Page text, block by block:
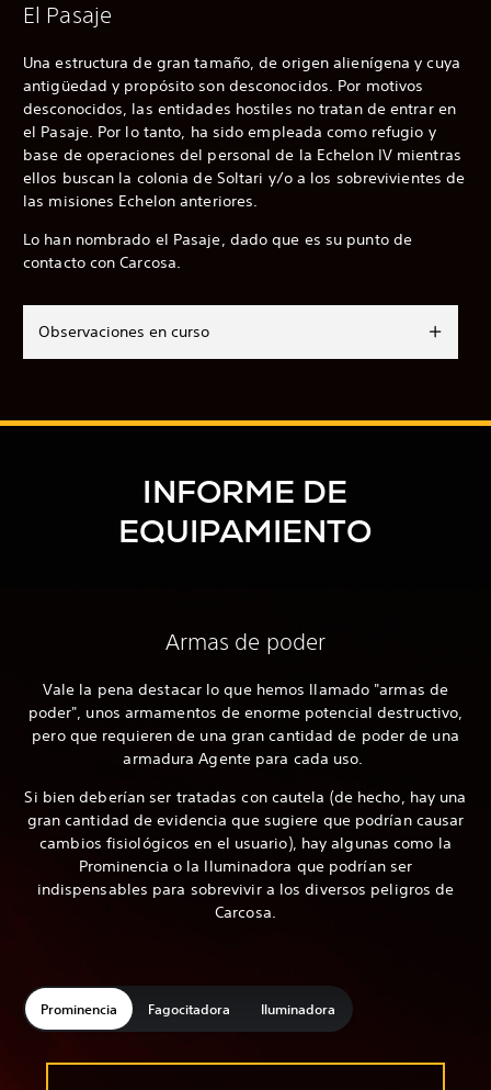
El Pasaje
Una estructura de gran tamaño, de origen alienígena y cuya
antigüedad y propósito son desconocidos. Por motivos
desconocidos, las entidades hostiles no tratan de entrar en
el Pasaje. Por lo tanto, ha sido empleada como refugio y
base de operaciones del personal de la Echelon IV mientras
ellos buscan la colonia de Soltari y/o a los sobrevivientes de
las misiones Echelon anteriores.
Lo han nombrado el Pasaje, dado que es su punto de
contacto con Carcosa.
Observaciones en curso
INFORME DE
EQUIPAMIENTO
Armas de poder
Vale la pena destacar lo que hemos llamado "armas de
poder", unos armamentos de enorme potencial destructivo,
pero que requieren de una gran cantidad de poder de una
armadura Agente para cada uso.
Si bien deberían ser tratadas con cautela (de hecho, hay una
gran cantidad de evidencia que sugiere que podrían causar
cambios fisiológicos en el usuario), hay algunas como la
Prominencia o la Iluminadora que podrían ser
indispensables para sobrevivir a los diversos peligros de
Carcosa.
Prominencia Fagocitadora Iluminadora